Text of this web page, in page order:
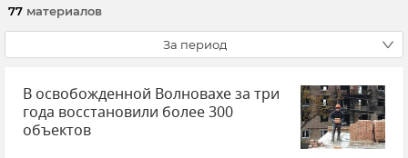
77 материалов
За период
В освобожденной Волновахе за три
года восстановили более 300
объектов